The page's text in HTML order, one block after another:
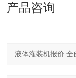
产品咨询